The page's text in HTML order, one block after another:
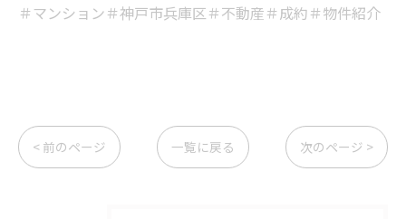
＃マンション＃神戸市兵庫区＃不動産＃成約＃物件紹介
< 前のページ 一覧に戻る 次のページ >